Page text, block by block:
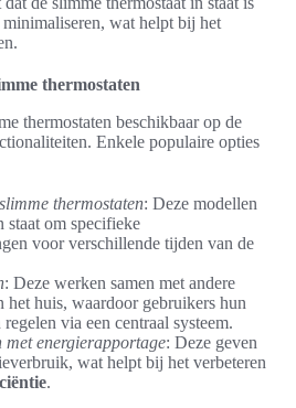
wat helpt bij het
thermostaten
thermostaten beschikbaar op de
Enkele populaire opties
thermostaten: Deze modellen
staat om specifieke
voor verschillende tijden van de
: Deze werken samen met andere
het huis, waardoor gebruikers hun
via een centraal systeem.
met energierapportage: Deze geven
wat helpt bij het verbeteren
.